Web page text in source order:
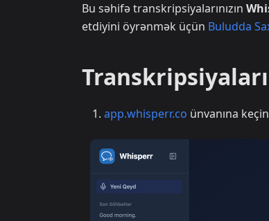
Bu səhifə transkripsiyalarınızın
etdiyini öyrənmək üçün Buludda
app.whisperr.co ünvanına